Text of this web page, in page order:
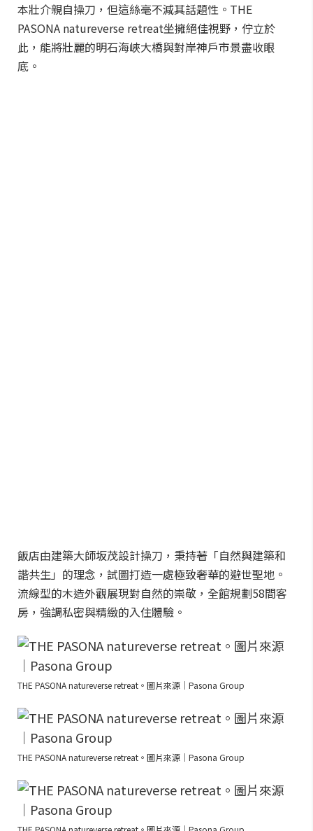
本壯介親自操刀，但這絲毫不減其話題性。THE
PASONA natureverse retreat坐擁絕佳視野，佇立於
此，能將壯麗的明石海峽大橋與對岸神戶市景盡收眼
底。
飯店由建築大師坂茂設計操刀，秉持著「自然與建築和
諧共生」的理念，試圖打造一處極致奢華的避世聖地。
流線型的木造外觀展現對自然的崇敬，全館規劃58間客
房，強調私密與精緻的入住體驗。
THE PASONA natureverse retreat。圖片來源｜Pasona Group
THE PASONA natureverse retreat。圖片來源｜Pasona Group